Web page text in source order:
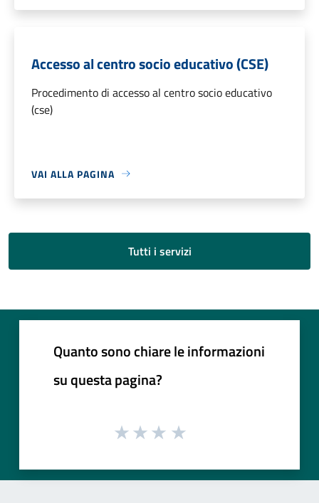
Accesso al centro socio educativo (CSE)
Procedimento di accesso al centro socio educativo
(cse)
VAI ALLA PAGINA
Tutti i servizi
Quanto sono chiare le informazioni
su questa pagina?